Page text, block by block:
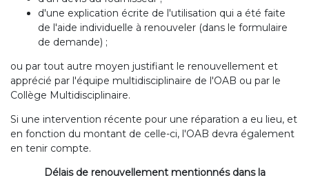
d'une explication écrite de l'utilisation qui a été faite
de l'aide individuelle à renouveler (dans le formulaire
de demande) ;
ou par tout autre moyen justifiant le renouvellement et
apprécié par l'équipe multidisciplinaire de l'OAB ou par le
Collège Multidisciplinaire.
Si une intervention récente pour une réparation a eu lieu, et
en fonction du montant de celle-ci, l'OAB devra également
en tenir compte.
Délais de renouvellement mentionnés dans la